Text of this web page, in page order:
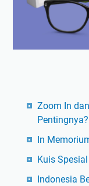
Zoom In
Pentingnya?
In
Kuis
Indonesia